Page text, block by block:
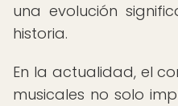
una evolución
historia.
En la actualidad, el
musicales no solo